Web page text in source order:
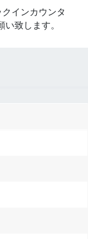
インカウンタ
致します。